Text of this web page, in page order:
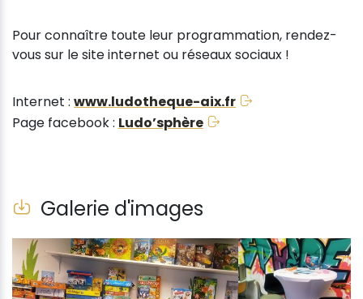
Pour connaître toute leur programmation, rendez-
vous sur le site internet ou réseaux sociaux !
Internet : www.ludotheque-aix.fr
Page facebook : Ludo’sphère
Galerie d'images